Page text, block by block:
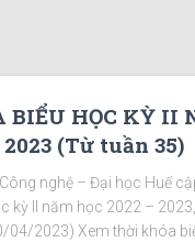
BIỂU HỌC KỲ II
2023 (Từ tuần 35)
nghệ – Đại học Huế
kỳ II năm học 2022 –
04/2023) Xem thời khóa